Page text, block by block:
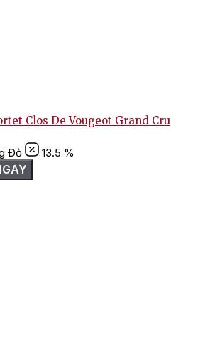
Clos De Vougeot Grand Cru
Đỏ
13.5 %